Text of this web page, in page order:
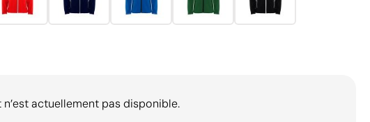
actuellement pas disponible.